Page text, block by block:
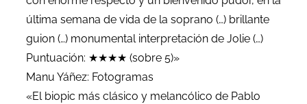
última semana de vida de la soprano (…) brillante
guion (…) monumental interpretación de Jolie (…)
Puntuación: ★★★★ (sobre 5)»
Manu Yáñez: Fotogramas
«El biopic más clásico y melancólico de Pablo